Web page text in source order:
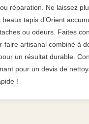
réparation. Ne laissez
beaux tapis d’Orient
ou odeurs. Faites
faire artisanal combiné à
un résultat durable.
pour un devis de
!